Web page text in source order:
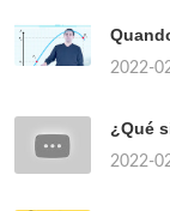
2022-
¿Qué
2022-